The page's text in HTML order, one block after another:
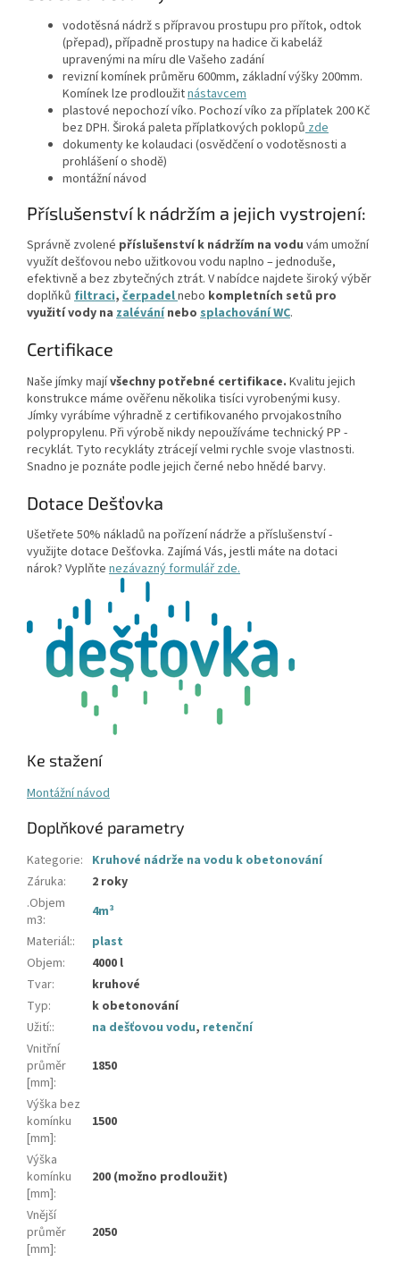
vodotěsná nádrž s přípravou prostupu pro přítok, odtok
(přepad), případně prostupy na hadice či kabeláž
upravenými na míru dle Vašeho zadání
revizní komínek průměru 600mm, základní výšky 200mm.
Komínek lze prodloužitnástavcem
plastové nepochozí víko. Pochozí víko za příplatek 200 Kč
bez DPH. Široká paleta příplatkových poklopů zde
dokumenty ke kolaudaci (osvědčení o vodotěsnosti a
prohlášení o shodě)
montážní návod
Příslušenství k nádržím a jejich vystrojení:
Správně zvolené příslušenství k nádržím na vodu vám umožní
využít dešťovou nebo užitkovou vodu naplno – jednoduše,
efektivně a bez zbytečných ztrát. V nabídce najdete široký výběr
doplňků filtraci, čerpadelnebo kompletních setů pro
využití vody na zalévání nebo splachování WC.
Certifikace
Naše jímky majívšechny potřebné certifikace. Kvalitu jejich
konstrukce máme ověřenu několika tisíci vyrobenými kusy.
Jímky vyrábíme výhradně z certifikovaného prvojakostního
polypropylenu. Při výrobě nikdy nepoužíváme technický PP -
recyklát. Tyto recykláty ztrácejí velmi rychle svoje vlastnosti.
Snadno je poznáte podle jejich černé nebo hnědé barvy.
Dotace Dešťovka
Ušetřete 50% nákladů na pořízení nádrže a příslušenství -
využijte dotace Dešťovka. Zajímá Vás, jestli máte na dotaci
nárok? Vyplňte nezávazný formulář zde.
Ke stažení
Montážní návod
Doplňkové parametry
Kategorie: Kruhové nádrže na vodu k obetonování
Záruka:
2 roky
.Objem
m3:
4m³
Materiál::
plast
Objem:
4000 l
Tvar:
kruhové
Typ:
k obetonování
Užití:: na dešťovou vodu, retenční
Vnitřní
průměr
[mm]:
1850
Výška bez
komínku
[mm]:
1500
Výška
komínku
[mm]:
200 (možno prodloužit)
Vnější
průměr
[mm]:
2050